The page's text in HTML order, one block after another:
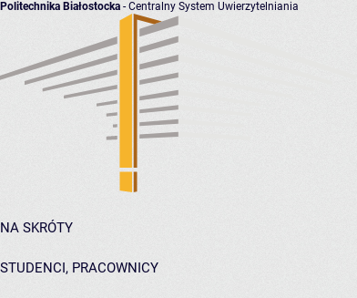
Politechnika Białostocka - Centralny System Uwierzytelniania
NA SKRÓTY
STUDENCI, PRACOWNICY